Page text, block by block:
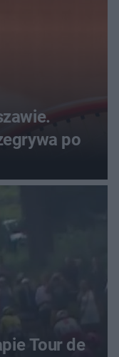
po
Tour de